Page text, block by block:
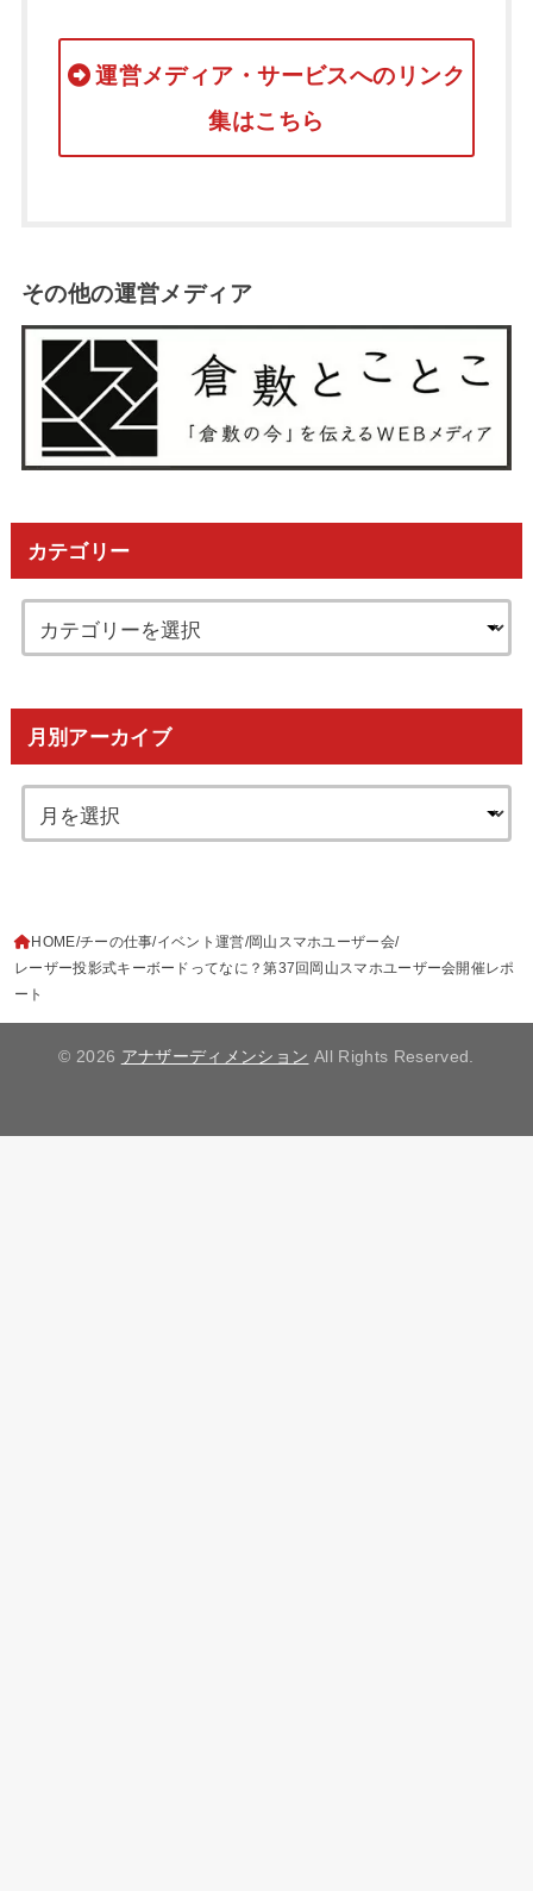
運営メディア・サービスへのリンク
集はこちら
その他の運営メディア
カテゴリー
月別アーカイブ
HOME チーの仕事 イベント運営 岡山スマホユーザー会
レーザー投影式キーボードってなに？第37回岡山スマホユーザー会開催レポ
ート
© 2026 アナザーディメンション All Rights Reserved.